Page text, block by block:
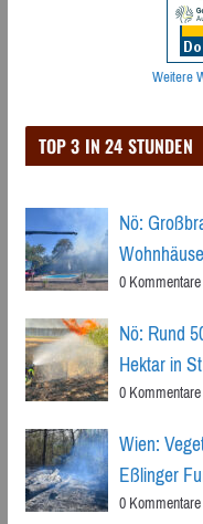
Weitere
TOP 3 IN 24 STUNDEN
Nö:
0 Kommentare
Nö: Rund
Hektar in
0 Kommentare
Wien:
Eßlinger
0 Kommentare